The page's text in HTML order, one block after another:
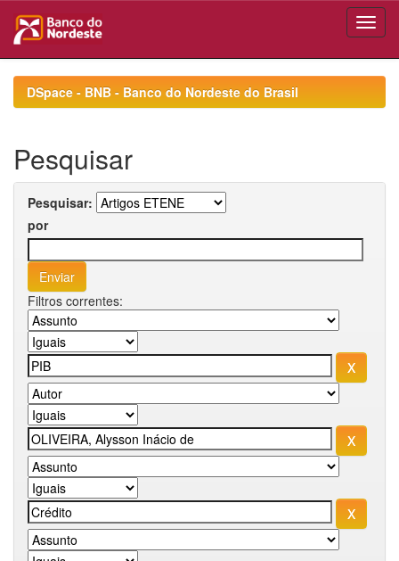
navigationDSpace - BNB - Banco do Nordeste do Brasil
Pesquisar
Pesquisar:
por
Filtros correntes: